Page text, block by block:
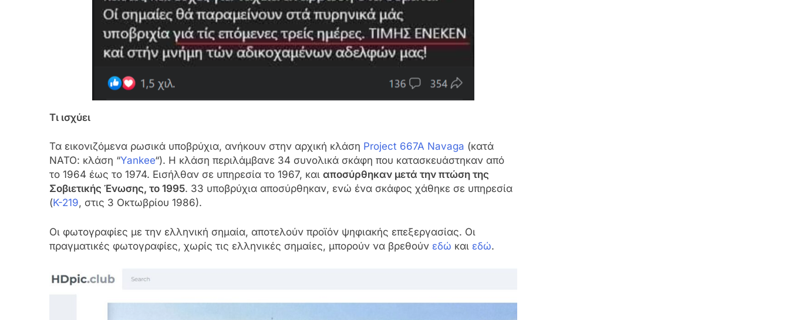
Τι ισχύει
Τα εικονιζόμενα ρωσικά υποβρύχια, ανήκουν στην αρχική κλάση Project 667A Navaga (κατά
ΝΑΤΟ: κλάση “Yankee“). Η κλάση περιλάμβανε 34 συνολικά σκάφη που κατασκευάστηκαν από
το 1964 έως το 1974. Εισήλθαν σε υπηρεσία το 1967, και αποσύρθηκαν μετά την πτώση της
Σοβιετικής Ένωσης, το 1995. 33 υποβρύχια αποσύρθηκαν, ενώ ένα σκάφος χάθηκε σε υπηρεσία
(K-219, στις 3 Οκτωβρίου 1986).
Οι φωτογραφίες με την ελληνική σημαία, αποτελούν προϊόν ψηφιακής επεξεργασίας. Οι
πραγματικές φωτογραφίες, χωρίς τις ελληνικές σημαίες, μπορούν να βρεθούν εδώ και εδώ.